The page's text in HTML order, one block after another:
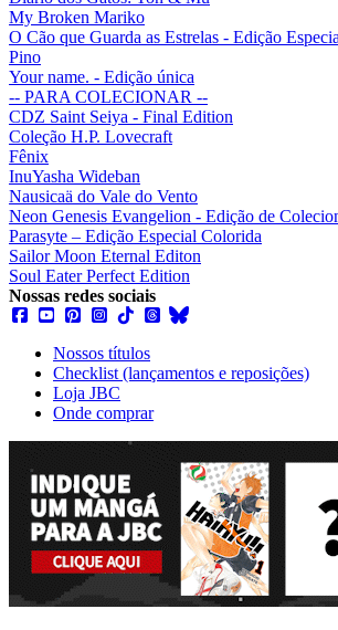
My Broken Mariko
O Cão que Guarda as Estrelas - Edição
Pino
Your name. - Edição única
-- PARA COLECIONAR --
CDZ Saint Seiya - Final Edition
Coleção H.P. Lovecraft
Fênix
InuYasha Wideban
Nausicaä do Vale do Vento
Neon Genesis Evangelion - Edição de
Parasyte – Edição Especial Colorida
Sailor Moon Eternal Editon
Soul Eater Perfect Edition
Nossas redes sociais
Nossos títulos
Checklist (lançamentos e reposições)
Loja JBC
Onde comprar